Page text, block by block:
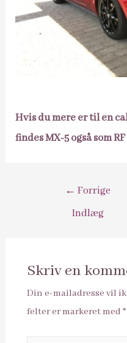
Hvis du mere er til en
findes MX-5 også som
Indlægsnavigation
← Forrige
Indlæg
Skriv en
Din e-mailadresse vil
felter er markeret med *